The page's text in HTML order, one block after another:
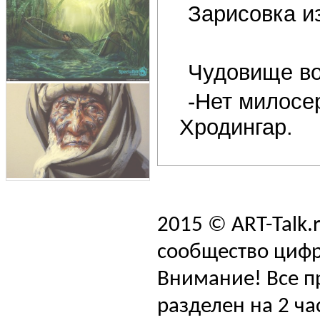
Зарисовка
Чудовище
-Нет
Хродингар.
2015 © ART-
сообщество
Внимание! Все
разделен на 2